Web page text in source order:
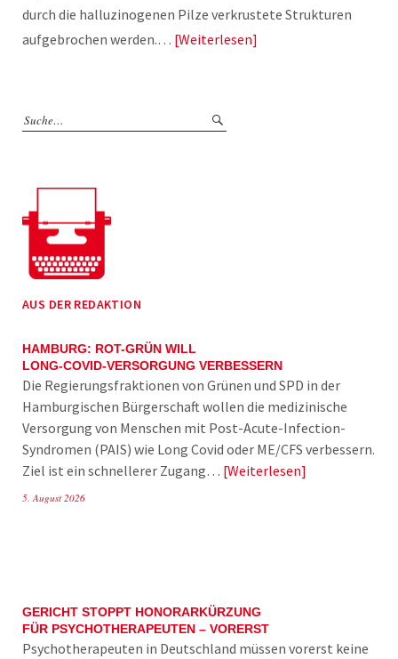
durch die halluzinogenen Pilze verkrustete Strukturen
aufgebrochen werden.… Weiterlesen
AUS DER REDAKTION
HAMBURG: ROT-GRÜN WILL
LONG-COVID-VERSORGUNG VERBESSERN
Die Regierungsfraktionen von Grünen und SPD in der
Hamburgischen Bürgerschaft wollen die medizinische
Versorgung von Menschen mit Post-Acute-Infection-
Syndromen (PAIS) wie Long Covid oder ME/CFS verbessern.
Ziel ist ein schnellerer Zugang… Weiterlesen
5. August 2026
GERICHT STOPPT HONORARKÜRZUNG
FÜR PSYCHOTHERAPEUTEN – VORERST
Psychotherapeuten in Deutschland müssen vorerst keine